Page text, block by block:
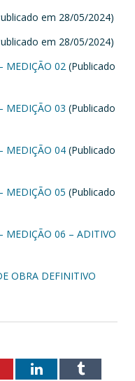
em 28/05/2024)
em 28/05/2024)
MEDIÇÃO 02 (Publicado
MEDIÇÃO 03 (Publicado
MEDIÇÃO 04 (Publicado
MEDIÇÃO 05 (Publicado
MEDIÇÃO 06 – ADITIVO
OBRA DEFINITIVO
LinkedInTumblr